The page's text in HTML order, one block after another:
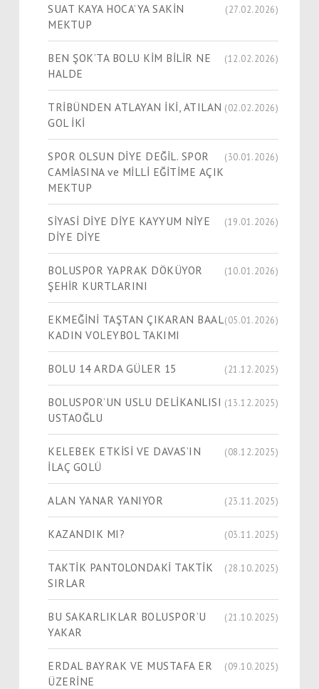
SUAT KAYA HOCA’YA SAKİN
MEKTUP
(27.02.2026)
BEN ŞOK’TA BOLU KİM BİLİR NE
HALDE
(12.02.2026)
TRİBÜNDEN ATLAYAN İKİ, ATILAN
GOL İKİ
(02.02.2026)
SPOR OLSUN DİYE DEĞİL. SPOR
CAMİASINA ve MİLLİ EĞİTİME AÇIK
MEKTUP
(30.01.2026)
SİYASİ DİYE DİYE KAYYUM NİYE
DİYE DİYE
(19.01.2026)
BOLUSPOR YAPRAK DÖKÜYOR
ŞEHİR KURTLARINI
(10.01.2026)
EKMEĞİNİ TAŞTAN ÇIKARAN BAAL
KADIN VOLEYBOL TAKIMI
(05.01.2026)
BOLU 14 ARDA GÜLER 15 (21.12.2025)
BOLUSPOR’UN USLU DELİKANLISI
USTAOĞLU
(13.12.2025)
KELEBEK ETKİSİ VE DAVAS’IN
İLAÇ GOLÜ
(08.12.2025)
ALAN YANAR YANIYOR (23.11.2025)
KAZANDIK MI? (03.11.2025)
TAKTİK PANTOLONDAKİ TAKTİK
SIRLAR
(28.10.2025)
BU SAKARLIKLAR BOLUSPOR’U
YAKAR
(21.10.2025)
ERDAL BAYRAK VE MUSTAFA ER
ÜZERİNE
(09.10.2025)